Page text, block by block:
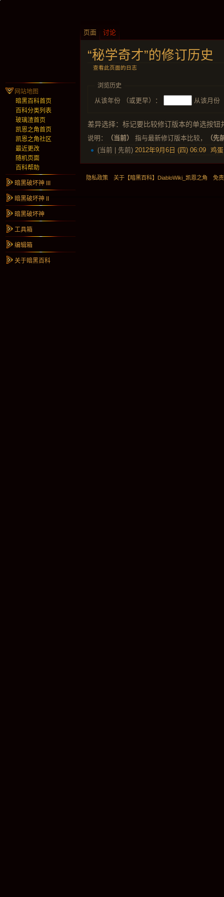
“秘学奇才”的修订历史
查看此页面的日志
浏览历史
从该年份 （或更早）： 从该月份
差异选择：标记要比较修订版本的单选按
说明： （当前） 指与最新修订版本比较，
（先
(当前 | 先前)2012年9月6日 (四) 06:09 鸡蛋
页面 讨论
网站地图
暗黑百科首页
百科分类列表
玻璃渣首页
凯恩之角首页
凯恩之角社区
最近更改
随机页面
百科帮助
暗黑破坏神 III
暗黑破坏神 II
暗黑破坏神
工具箱
编辑箱
关于暗黑百科
隐私政策 关于【暗黑百科】DiabloWiki_凯恩之角 免